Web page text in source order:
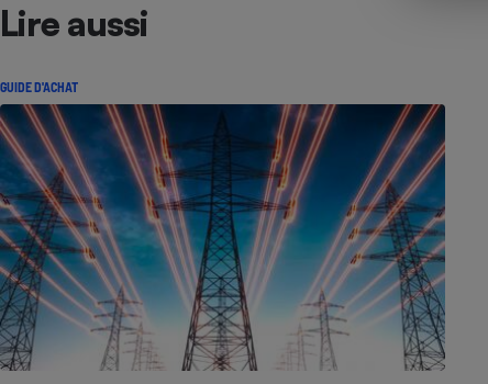
Lire aussi
GUIDE D'ACHAT